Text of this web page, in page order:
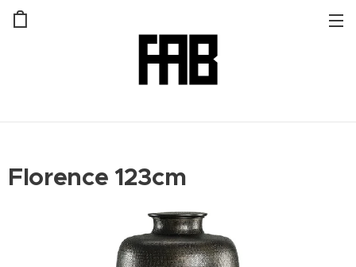
Florence 123cm